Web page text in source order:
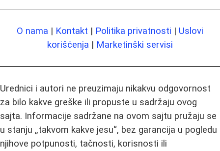
O nama | Kontakt | Politika privatnosti | Uslovi
korišćenja | Marketinški servisi
Urednici i autori ne preuzimaju nikakvu odgovornost
za bilo kakve greške ili propuste u sadržaju ovog
sajta. Informacije sadržane na ovom sajtu pružaju se
u stanju „takvom kakve jesu“, bez garancija u pogledu
njihove potpunosti, tačnosti, korisnosti ili